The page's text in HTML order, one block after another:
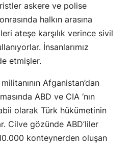
askere ve polise
halkın arasına
ateşe karşılık verince sivil
İnsanlarımız
etmişler.
Afganistan’dan
ABD ve CIA ‘nın
olarak Türk hükümetinin
Cilve gözünde ABD’liler
konteynerden oluşan